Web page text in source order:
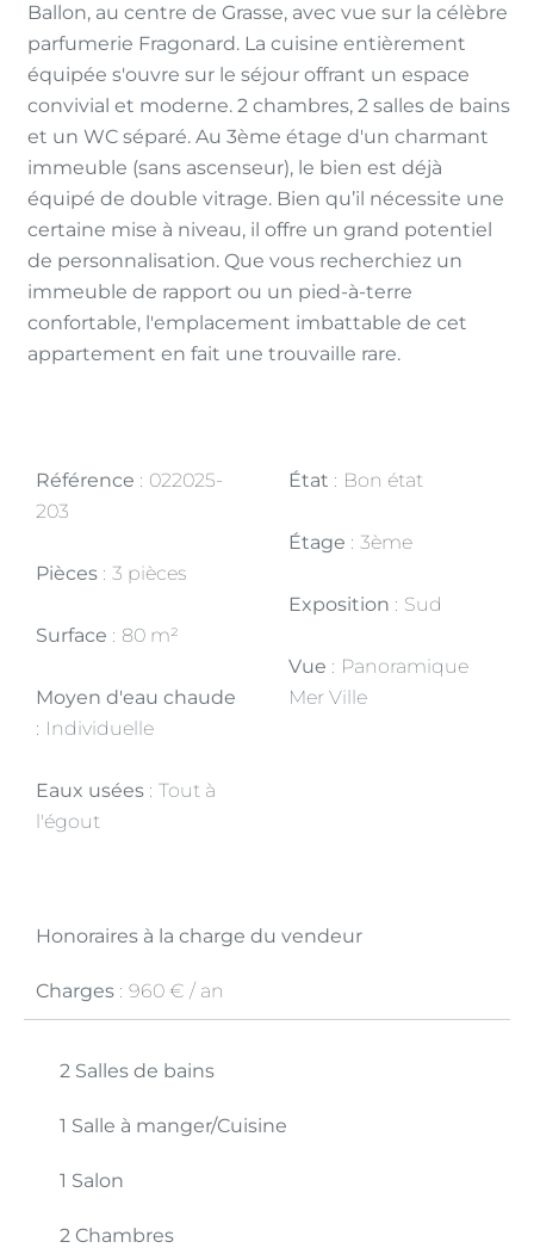
Ballon, au centre de Grasse, avec vue sur la célèbre
parfumerie Fragonard. La cuisine entièrement
équipée s'ouvre sur le séjour offrant un espace
convivial et moderne. 2 chambres, 2 salles de bains
et un WC séparé. Au 3ème étage d'un charmant
immeuble (sans ascenseur), le bien est déjà
équipé de double vitrage. Bien qu’il nécessite une
certaine mise à niveau, il offre un grand potentiel
de personnalisation. Que vous recherchiez un
immeuble de rapport ou un pied-à-terre
confortable, l'emplacement imbattable de cet
appartement en fait une trouvaille rare.
Référence
022025-
203
Pièces 3 pièces
Surface 80 m²
Moyen d'eau chaude
Individuelle
Eaux usées
Tout à
l'égout
État Bon état
Étage 3ème
Exposition Sud
Vue
Panoramique
Mer Ville
Honoraires à la charge du vendeur
Charges 960 € / an
2 Salles de bains
1 Salle à manger/Cuisine
1 Salon
2 Chambres